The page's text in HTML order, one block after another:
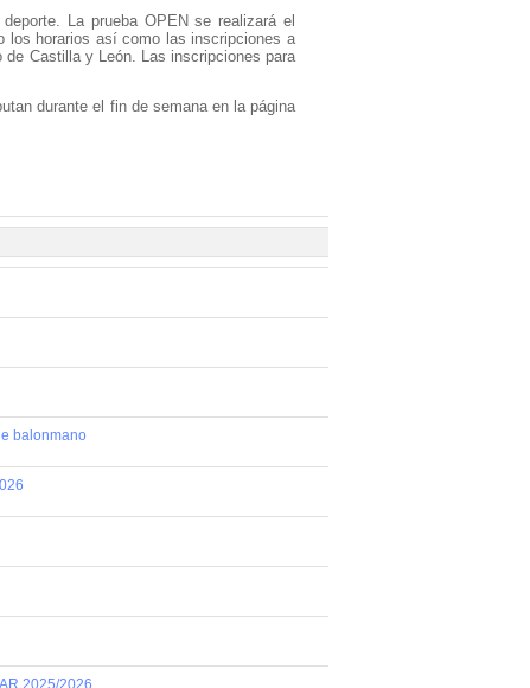
La prueba OPEN se realizará el
los horarios así como las inscripciones a
Castilla y León. Las inscripciones para
durante el fin de semana en la página
balonmano
2025/2026